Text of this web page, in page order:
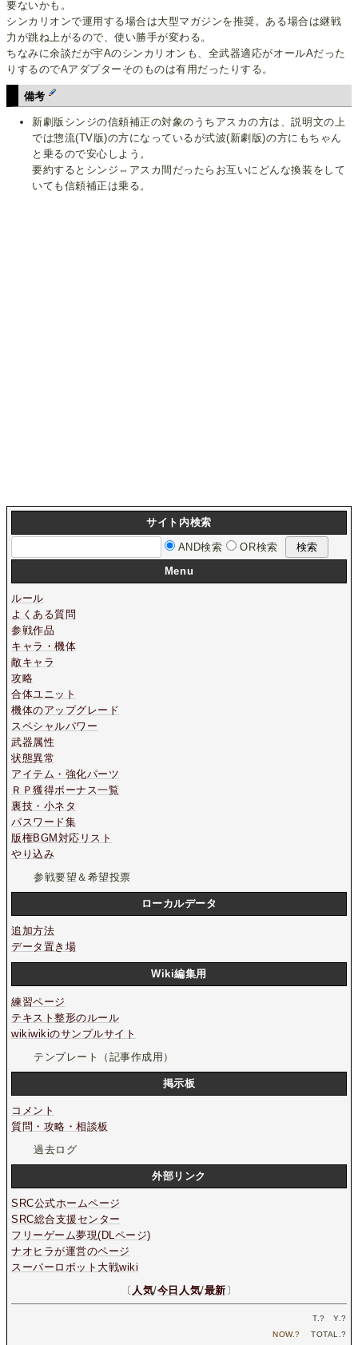
要ないかも。
シンカリオンで運用する場合は大型マガジンを推奨。ある場合は継戦
力が跳ね上がるので、使い勝手が変わる。
ちなみに余談だが宇Aのシンカリオンも、全武器適応がオールAだった
りするのでAアダプターそのものは有用だったりする。
備考
新劇版シンジの信頼補正の対象のうちアスカの方は、説明文の上
では惣流(TV版)の方になっているが式波(新劇版)の方にもちゃん
と乗るので安心しよう。
要約するとシンジ⇔アスカ間だったらお互いにどんな換装をして
いても信頼補正は乗る。
サイト内検索
AND検索
OR検索
Menu
ルール
よくある質問
参戦作品
キャラ・機体
敵キャラ
攻略
合体ユニット
機体のアップグレード
スペシャルパワー
武器属性
状態異常
アイテム・強化パーツ
ＲＰ獲得ボーナス一覧
裏技・小ネタ
パスワード集
版権BGM対応リスト
やり込み
参戦要望＆希望投票
ローカルデータ
追加方法
データ置き場
Wiki編集用
練習ページ
テキスト整形のルール
wikiwikiのサンプルサイト
テンプレート（記事作成用）
掲示板
コメント
質問・攻略・相談板
過去ログ
外部リンク
SRC公式ホームページ
SRC総合支援センター
フリーゲーム夢現(DLページ)
ナオヒラが運営のページ
スーパーロボット大戦wiki
〔 人気/今日人気/最新 〕
T.? Y.?
NOW.? TOTAL.?